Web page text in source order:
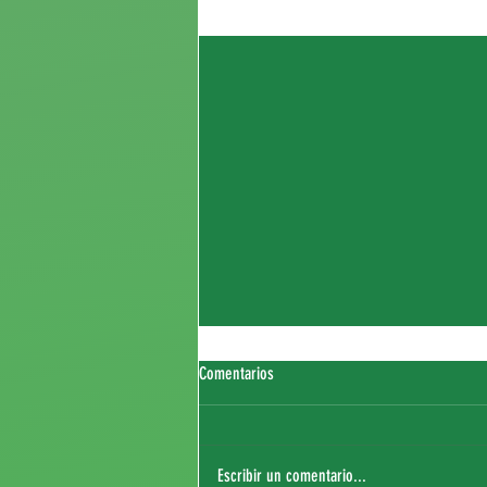
Fichaje de Thierry Sagna
Comentarios
Escribir un comentario...